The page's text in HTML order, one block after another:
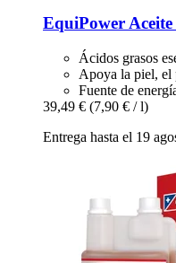
EquiPower
Ácidos grasos
Apoya la piel, el
Fuente de
39,49 € (7,90 € / l)
Entrega hasta el 19